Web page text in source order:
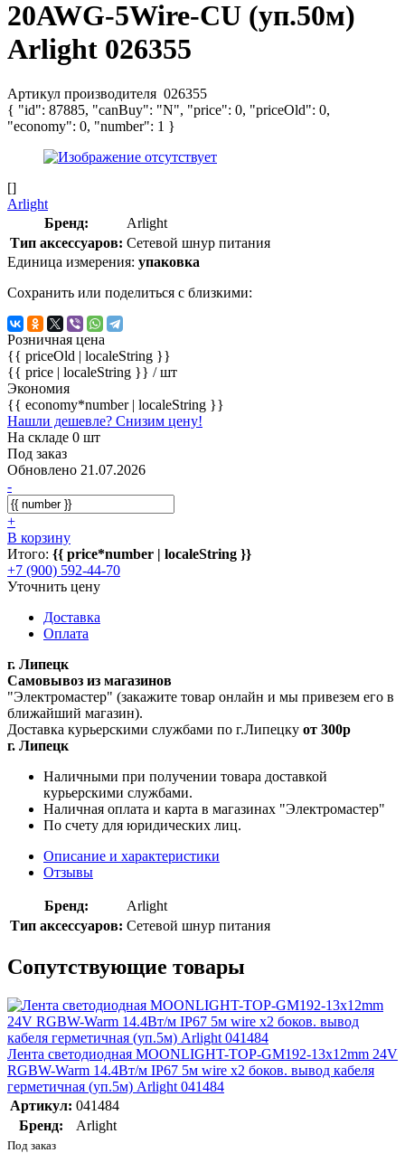
20AWG-5Wire-CU (уп.50м)
Arlight 026355
Артикул производителя 026355
{ "id": 87885, "canBuy": "N", "price": 0, "priceOld": 0,
"economy": 0, "number": 1 }
[]
Arlight
Бренд:
Arlight
Тип аксессуаров: Сетевой шнур питания
Единица измерения: упаковка
Сохранить или поделиться с близкими:
Розничная цена
{{ priceOld | localeString }}
{{ price | localeString }} / шт
Экономия
{{ economy*number | localeString }}
Нашли дешевле? Снизим цену!
На складе 0 шт
Под заказ
Обновлено 21.07.2026
-
+
В корзину
Итого: {{ price*number | localeString }}
+7 (900) 592-44-70
Уточнить цену
Доставка
Оплата
г. Липецк
Самовывоз из магазинов
"Электромастер" (закажите товар онлайн и мы привезем его в
ближайший магазин).
Доставка курьерскими службами по г.Липецку от 300р
г. Липецк
Наличными при получении товара доставкой
курьерскими службами.
Наличная оплата и карта в магазинах "Электромастер"
По счету для юридических лиц.
Описание и характеристики
Отзывы
Бренд:
Arlight
Тип аксессуаров: Сетевой шнур питания
Сопутствующие товары
Лента светодиодная MOONLIGHT-TOP-GM192-13х12mm 24V
RGBW-Warm 14.4Вт/м IP67 5м wire x2 боков. вывод кабеля
герметичная (уп.5м) Arlight 041484
Артикул: 041484
Бренд:
Arlight
Под заказ